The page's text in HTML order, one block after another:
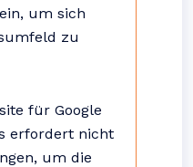
um sich
zu
für Google
erfordert nicht
um die